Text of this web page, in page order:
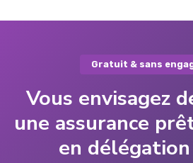
Gratuit & sans
Vous envisagez
une assurance
en